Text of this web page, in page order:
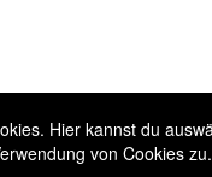
Hier kannst du
von Cookies zu.